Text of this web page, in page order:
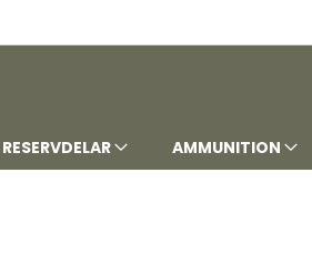
RESERVDELAR AMMUNITION